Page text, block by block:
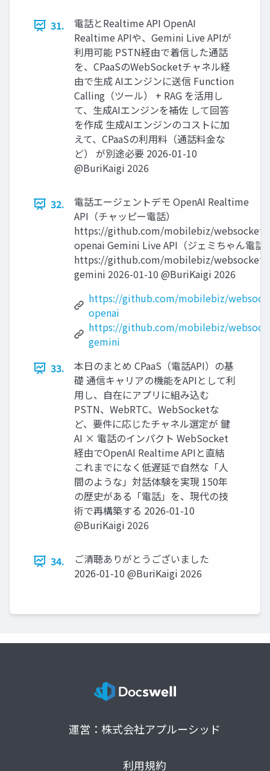
31.
電話とRealtime API OpenAI
Realtime APIや、Gemini Live APIが
利⽤可能 PSTN経由で着信した通話
を、CPaaSのWebSocketチャネル経
由で⽣成 AIエンジンに送信 Function
Calling（ツール） + RAG を活⽤し
て、⽣成AIエンジンを補佐 して回答
を作成 ⽣成AIエンジンのコストに加
えて、CPaaSの利⽤料（通話料⾦な
ど） が別途必要 2026-01-10
@BuriKaigi 2026
32.
電話エージェントデモ OpenAI Realtime
API（チャッピー電話）
https://github.com/mobilebiz/websocket-
openai Gemini Live API（ジェミちゃん電話
https://github.com/mobilebiz/websocket-
gemini 2026-01-10 @BuriKaigi 2026
https://github.com/mobilebiz/
openai
https://github.com/mobilebiz/
gemini
33.
本⽇のまとめ CPaaS（電話API）の基
礎 通信キャリアの機能をAPIとして利
⽤し、⾃在にアプリに組み込む
PSTN、WebRTC、WebSocketな
ど、要件に応じたチャネル選定が 鍵
AI × 電話のインパクト WebSocket
経由でOpenAI Realtime APIと直結
これまでになく低遅延で⾃然な「⼈
間のような」対話体験を実現 150年
の歴史がある「電話」を、現代の技
術で再構築する 2026-01-10
@BuriKaigi 2026
34.
ご清聴ありがとうございました
2026-01-10 @BuriKaigi 2026
運営：株式会社アプルーシッド
利用規約